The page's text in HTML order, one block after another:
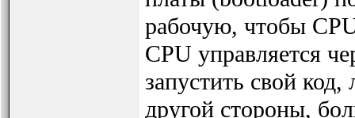
рабочую, чтобы
CPU управляется
запустить свой
другой стороны,